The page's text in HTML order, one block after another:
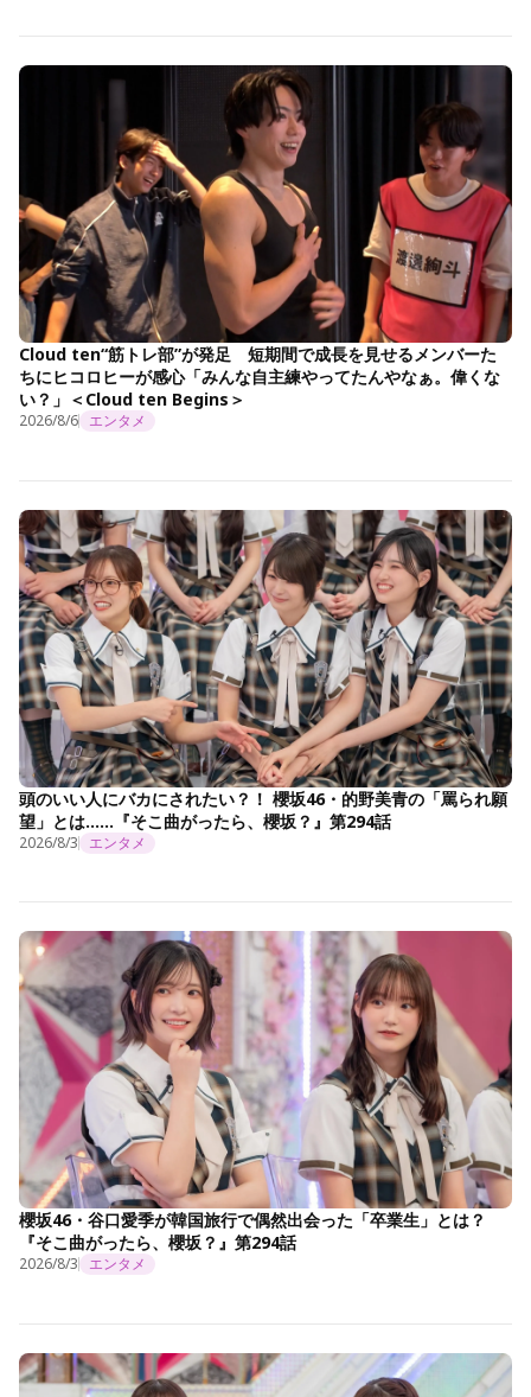
Cloud ten“筋トレ部”が発足 短期間で成長を見せるメンバーた
ちにヒコロヒーが感心「みんな自主練やってたんやなぁ。偉くな
い？」＜Cloud ten Begins＞
2026/8/6 エンタメ
頭のいい人にバカにされたい？！ 櫻坂46・的野美青の「罵られ願
望」とは……『そこ曲がったら、櫻坂？』第294話
2026/8/3 エンタメ
櫻坂46・谷口愛季が韓国旅行で偶然出会った「卒業生」とは？
『そこ曲がったら、櫻坂？』第294話
2026/8/3 エンタメ